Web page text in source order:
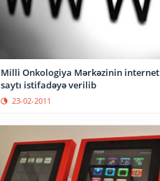
Milli Onkologiya Mərkəzinin internet
saytı istifadəyə verilib
23-02-2011